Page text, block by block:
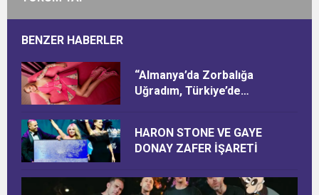
BENZER HABERLER
“Almanya’da Zorbalığa
Uğradım, Türkiye’de
HARON STONE VE GAYE
DONAY ZAFER İŞARETİ